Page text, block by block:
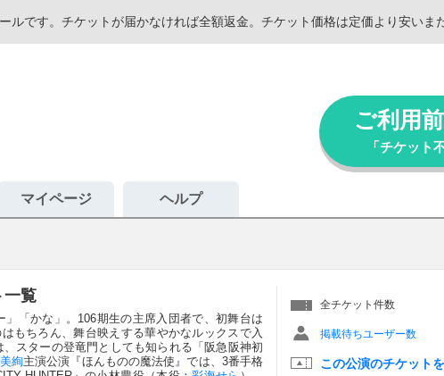
です。チケットが届かなければ全額返金。チケット価格は定価より安いま
ご利用
「チケット
マイページ ヘルプ
一覧
「かな」。106期生の主席入団者で、初舞台は
もちろん、舞台映えする華やかなルックスで入
、スターの登竜門としても知られる「阪急阪神初
絢主演公演『ほんものの魔法使』では、3番手格
全チケット件数
掲載待ちユーザー数
この公演のチケット